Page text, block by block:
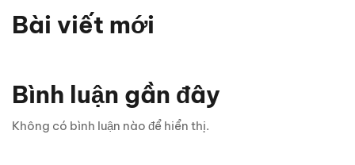
Bài viết mới
Bình luận gần đây
Không có bình luận nào để hiển thị.